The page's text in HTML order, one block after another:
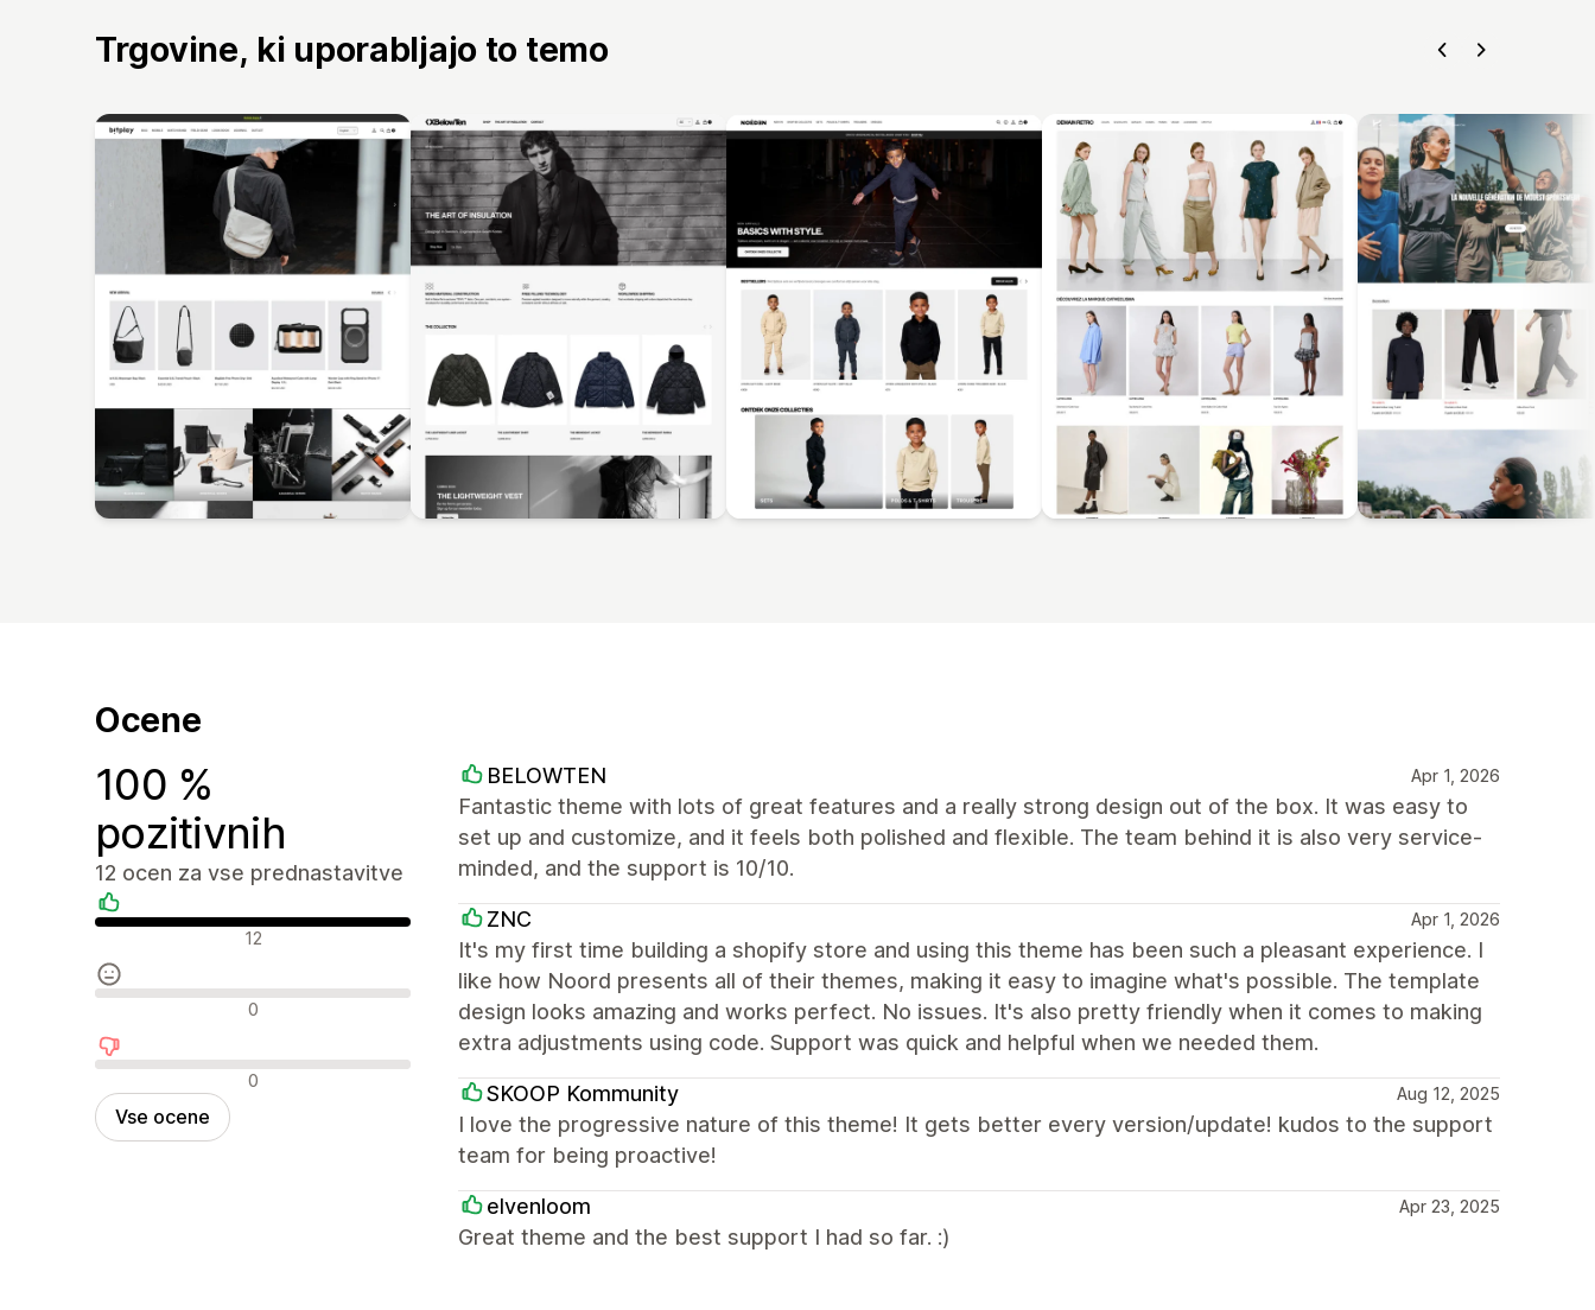
Trgovine, ki uporabljajo to temo
Ocene
100 %
pozitivnih
12 ocen za vse prednastavitve
Pozitivne ocene 12
Nevtralne ocene 0
Negativne ocene 0
Vse ocene
BELOWTEN Apr 1, 2026
Fantastic theme with lots of great features and a really strong design out of the box. It was easy to
set up and customize, and it feels both polished and flexible. The team behind it is also very service-
minded, and the support is 10/10.
ZNC Apr 1, 2026
It's my first time building a shopify store and using this theme has been such a pleasant experience. I
like how Noord presents all of their themes, making it easy to imagine what's possible. The template
design looks amazing and works perfect. No issues. It's also pretty friendly when it comes to making
extra adjustments using code. Support was quick and helpful when we needed them.
SKOOP Kommunity Aug 12, 2025
I love the progressive nature of this theme! It gets better every version/update! kudos to the support
team for being proactive!
elvenloom Apr 23, 2025
Great theme and the best support I had so far. :)